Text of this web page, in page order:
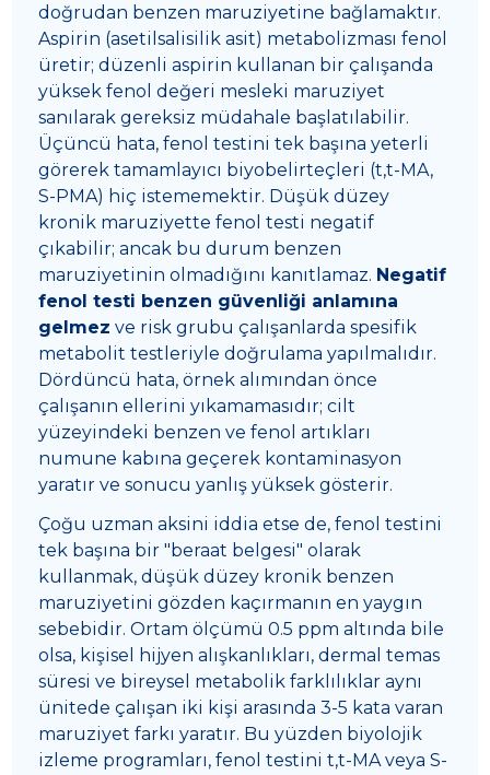
doğrudan benzen maruziyetine bağlamaktır.
Aspirin (asetilsalisilik asit) metabolizması fenol
üretir; düzenli aspirin kullanan bir çalışanda
yüksek fenol değeri mesleki maruziyet
sanılarak gereksiz müdahale başlatılabilir.
Üçüncü hata, fenol testini tek başına yeterli
görerek tamamlayıcı biyobelirteçleri (t,t-MA,
S-PMA) hiç istememektir. Düşük düzey
kronik maruziyette fenol testi negatif
çıkabilir; ancak bu durum benzen
maruziyetinin olmadığını kanıtlamaz. Negatif
fenol testi benzen güvenliği anlamına
gelmez ve risk grubu çalışanlarda spesifik
metabolit testleriyle doğrulama yapılmalıdır.
Dördüncü hata, örnek alımından önce
çalışanın ellerini yıkamamasıdır; cilt
yüzeyindeki benzen ve fenol artıkları
numune kabına geçerek kontaminasyon
yaratır ve sonucu yanlış yüksek gösterir.
Çoğu uzman aksini iddia etse de, fenol testini
tek başına bir "beraat belgesi" olarak
kullanmak, düşük düzey kronik benzen
maruziyetini gözden kaçırmanın en yaygın
sebebidir. Ortam ölçümü 0.5 ppm altında bile
olsa, kişisel hijyen alışkanlıkları, dermal temas
süresi ve bireysel metabolik farklılıklar aynı
ünitede çalışan iki kişi arasında 3-5 kata varan
maruziyet farkı yaratır. Bu yüzden biyolojik
izleme programları, fenol testini t,t-MA veya S-